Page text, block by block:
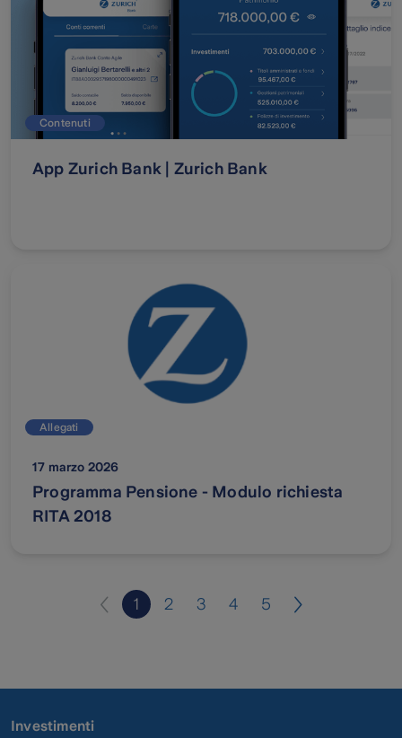
Contenuti
App Zurich Bank | Zurich Bank
Allegati
17 marzo 2026
Programma Pensione - Modulo richiesta
RITA 2018
1 2 3 4
5
Investimenti